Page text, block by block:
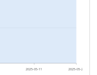
2025-05-11 2025-05-21